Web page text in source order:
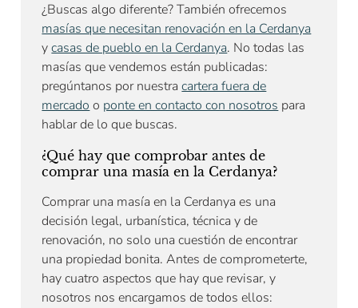
¿Buscas algo diferente? También ofrecemos
masías que necesitan renovación en la Cerdanya
ycasas de pueblo en la Cerdanya. No todas las
masías que vendemos están publicadas:
pregúntanos por nuestracartera fuera de
mercado o ponte en contacto con nosotros para
hablar de lo que buscas.
¿Qué hay que comprobar antes de
comprar una masía en la Cerdanya?
Comprar una masía en la Cerdanya es una
decisión legal, urbanística, técnica y de
renovación, no solo una cuestión de encontrar
una propiedad bonita. Antes de comprometerte,
hay cuatro aspectos que hay que revisar, y
nosotros nos encargamos de todos ellos: